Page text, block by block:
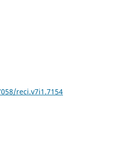
reci.v7i1.7154